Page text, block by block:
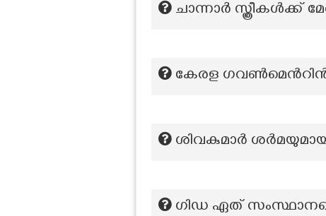
ചാന്നാര്‍
കേരള
ശിവകുമാർ
ഗിഡ ഏത്